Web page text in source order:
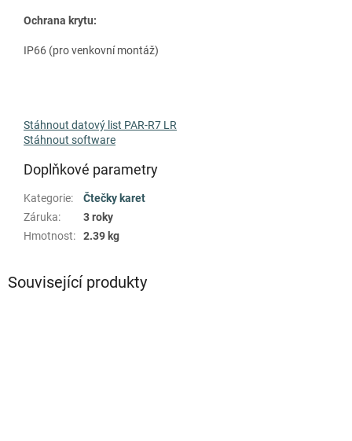
Ochrana krytu:
IP66 (pro venkovní montáž)
Stáhnout datový list PAR-R7 LR
Stáhnout software
Doplňkové parametry
Kategorie:
Čtečky karet
Záruka:
3 roky
Hmotnost: 2.39 kg
Související produkty